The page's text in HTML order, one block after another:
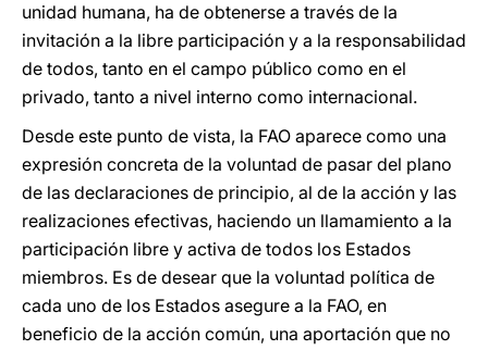
unidad humana, ha de obtenerse a través de la
invitación a la libre participación y a la responsabilidad
de todos, tanto en el campo público como en el
privado, tanto a nivel interno como internacional.
Desde este punto de vista, la FAO aparece como una
expresión concreta de la voluntad de pasar del plano
de las declaraciones de principio, al de la acción y las
realizaciones efectivas, haciendo un llamamiento a la
participación libre y activa de todos los Estados
miembros. Es de desear que la voluntad política de
cada uno de los Estados asegure a la FAO, en
beneficio de la acción común, una aportación que no